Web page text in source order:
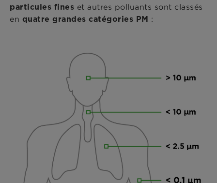
particules fines et autres polluants sont classés
en quatre grandes catégories PM :